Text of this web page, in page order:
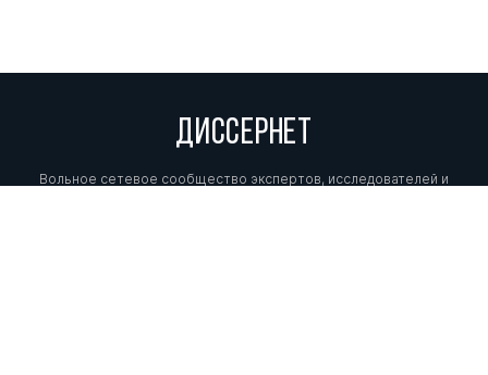
ДИССЕРНЕТ
Вольное сетевое сообщество экспертов, исследователей и